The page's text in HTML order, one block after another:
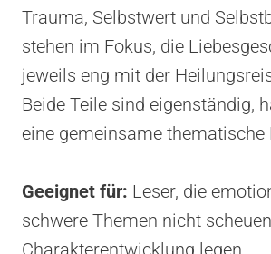
Trauma, Selbstwert und
stehen im Fokus, die
jeweils eng mit der
Beide Teile sind eigenständig,
eine gemeinsame thematische
Geeignet für: Leser, die
schwere Themen nicht
Charakterentwicklung legen.